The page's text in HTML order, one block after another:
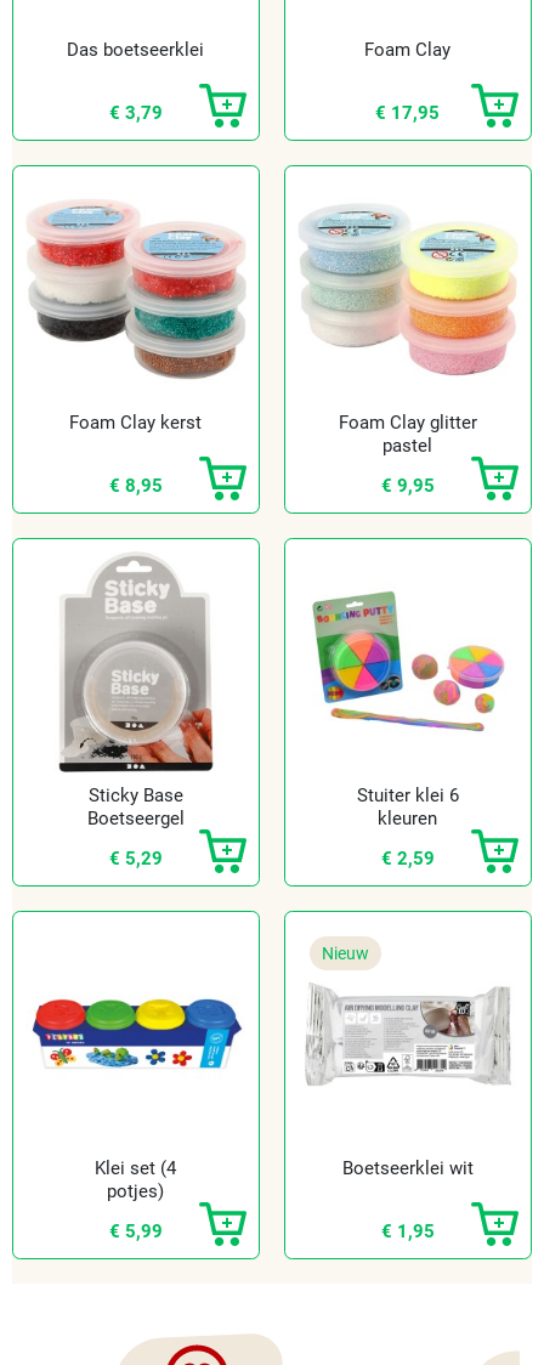
Das boetseerklei
€ 3,79
Foam Clay
€ 17,95
Foam Clay kerst
€ 8,95
Foam Clay glitter
pastel
€ 9,95
Sticky Base
Boetseergel
€ 5,29
Stuiter klei 6
kleuren
€ 2,59
Klei set (4
potjes)
€ 5,99
Nieuw
Boetseerklei wit
€ 1,95